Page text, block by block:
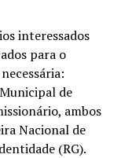
interessados
para o
de
ambos
Nacional de
(RG).